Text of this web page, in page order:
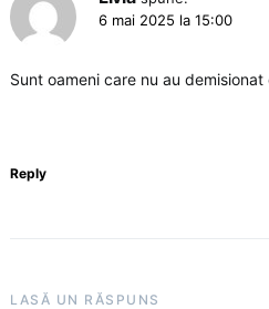
6 mai 2025 la 15:00
Sunt oameni care nu au
Reply
LASĂ UN RĂSPUNS